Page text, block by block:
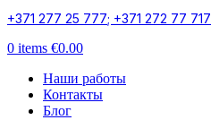
+371 277 25 777; +371 272 77 717
0 items €0.00
Наши работы
Контакты
Блог